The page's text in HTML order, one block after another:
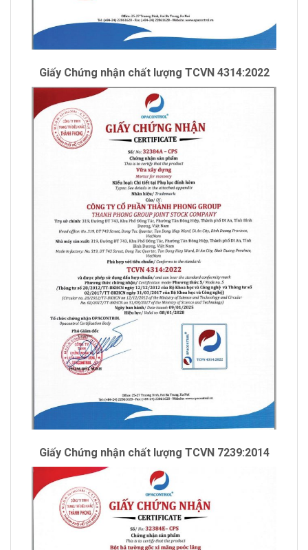
Giấy Chứng nhận chất lượng TCVN 4314:2022
Giấy Chứng nhận chất lượng TCVN 7239:2014